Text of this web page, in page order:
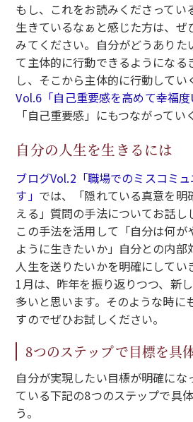
もし、これをお読みくださってい
生きているなぁと感じた方は、ぜ
みてください。自分がどうありた
て主体的に行動できるようになる
し、そこから主体的に行動してい
Vol.6「自己重要感を高めて幸福度
「自己重要感」にもつながってい
自分の人生を生きるには
ブログVol.2「職場でのミスコミ
す」 では、「隠れている真意を明
える」質問の手法についてお話し
この手法を活用して「自分は何が
ように生きたいか」自分との内部
人生を送りたいかを明確にしてい
1月は、昨年を振り返りつつ、新
多いと思います。そのような時に
すのでぜひお試しください。
8つのステップで目標を具
自分が実現したい目標が明確にな
ている下記の8つのステップで具
う。